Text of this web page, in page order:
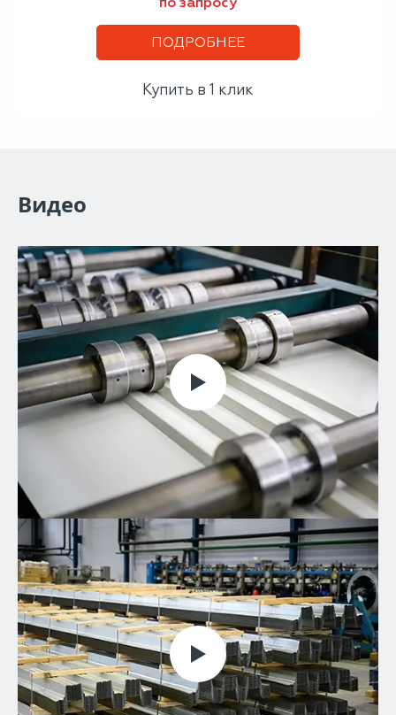
ПОДРОБНЕЕ
Купить в 1 клик
Видео